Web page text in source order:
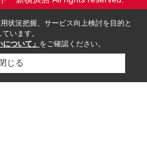
状況把握、サービス向上検討を目的と
います。
ついて」 をご確認ください。
閉じる